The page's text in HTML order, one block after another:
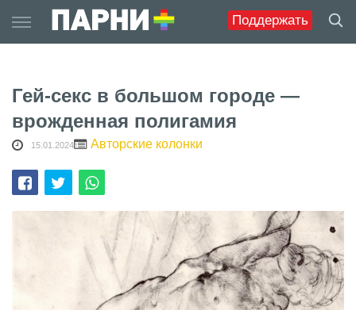
Поддержать
to
content
Гей-секс в большом городе —
врожденная полигамия
15.01.2024 Авторские колонки